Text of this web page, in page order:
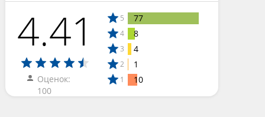
4.41
Оценок:
100
5 77
4 8
3 4
2 1
1 10